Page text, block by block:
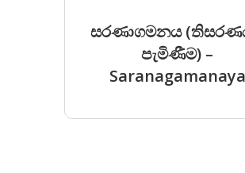
සරණාගමනය
පැමිණීම) –
Saranagamanaya